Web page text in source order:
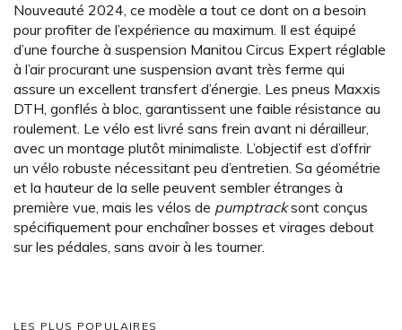
Nouveauté 2024, ce modèle a tout ce dont on a besoin
pour profiter de l’expérience au maximum. Il est équipé
d’une fourche à suspension Manitou Circus Expert réglable
à l’air procurant une suspension avant très ferme qui
assure un excellent transfert d’énergie. Les pneus Maxxis
DTH, gonflés à bloc, garantissent une faible résistance au
roulement. Le vélo est livré sans frein avant ni dérailleur,
avec un montage plutôt minimaliste. L’objectif est d’offrir
un vélo robuste nécessitant peu d’entretien. Sa géométrie
et la hauteur de la selle peuvent sembler étranges à
première vue, mais les vélos de pumptracksont conçus
spécifiquement pour enchaîner bosses et virages debout
sur les pédales, sans avoir à les tourner.
LES PLUS POPULAIRES